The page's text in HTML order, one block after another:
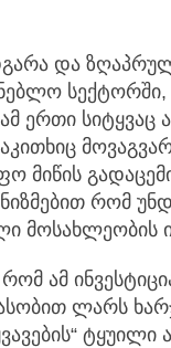
და
ერთი სიტყვაც
მიწის
რომ
მოსახლეობის
ამ
ლარს